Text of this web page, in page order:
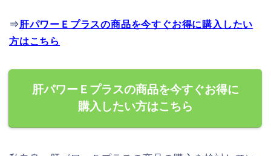
⇒肝パワーＥプラスの商品を今すぐお得に購入したい
方はこちら
肝パワーＥプラスの商品を今すぐお得に
購入したい方はこちら